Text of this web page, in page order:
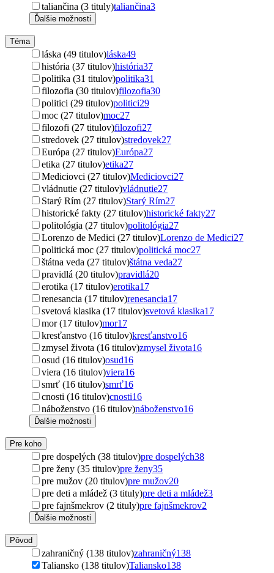
taliančina (3 tituly)taliančina3
Ďalšie možnosti
Téma
láska (49 titulov)láska49
história (37 titulov)história37
politika (31 titulov)politika31
filozofia (30 titulov)filozofia30
politici (29 titulov)politici29
moc (27 titulov)moc27
filozofi (27 titulov)filozofi27
stredovek (27 titulov)stredovek27
Európa (27 titulov)Európa27
etika (27 titulov)etika27
Mediciovci (27 titulov)Mediciovci27
vládnutie (27 titulov)vládnutie27
Starý Rím (27 titulov)Starý Rím27
historické fakty (27 titulov)historické fakty27
politológia (27 titulov)politológia27
Lorenzo de Medici (27 titulov)Lorenzo de Medici27
politická moc (27 titulov)politická moc27
štátna veda (27 titulov)štátna veda27
pravidlá (20 titulov)pravidlá20
erotika (17 titulov)erotika17
renesancia (17 titulov)renesancia17
svetová klasika (17 titulov)svetová klasika17
mor (17 titulov)mor17
kresťanstvo (16 titulov)kresťanstvo16
zmysel života (16 titulov)zmysel života16
osud (16 titulov)osud16
viera (16 titulov)viera16
smrť (16 titulov)smrť16
cnosti (16 titulov)cnosti16
náboženstvo (16 titulov)náboženstvo16
Ďalšie možnosti
Pre koho
pre dospelých (38 titulov)pre dospelých38
pre ženy (35 titulov)pre ženy35
pre mužov (20 titulov)pre mužov20
pre deti a mládež (3 tituly)pre deti a mládež3
pre fajnšmekrov (2 tituly)pre fajnšmekrov2
Ďalšie možnosti
Pôvod
zahraničný (138 titulov)zahraničný138
Taliansko (138 titulov)Taliansko138